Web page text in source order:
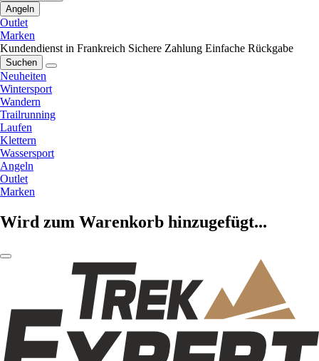
Angeln
Outlet
Marken
Kundendienst in Frankreich Sichere Zahlung Einfache Rückgabe
Suchen
Neuheiten
Wintersport
Wandern
Trailrunning
Laufen
Klettern
Wassersport
Angeln
Outlet
Marken
Wird zum Warenkorb hinzugefügt...